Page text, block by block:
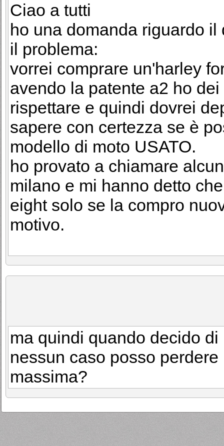
Ciao a tutti
ho una domanda riguardo
il problema:
vorrei comprare un'harley
avendo la patente a2 ho
rispettare e quindi dovrei
sapere con certezza se è
modello di moto USATO.
ho provato a chiamare
milano e mi hanno detto
eight solo se la compro
motivo.
ma quindi quando decido
nessun caso posso
massima?